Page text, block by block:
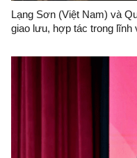
Lạng Sơn (Việt Nam) và
giao lưu, hợp tác trong